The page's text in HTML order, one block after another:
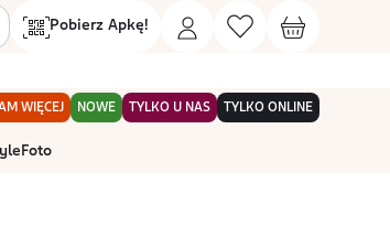
Pobierz Apkę!
WIĘCEJ NOWE TYLKO U NAS TYLKO ONLINE
Foto